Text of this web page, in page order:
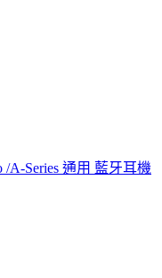
/A-Series 通用 藍牙耳機